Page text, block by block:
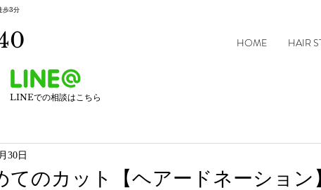
歩3分
HOME HAIR
LINEでの相談はこちら
てのカット【ヘアードネーション
30日